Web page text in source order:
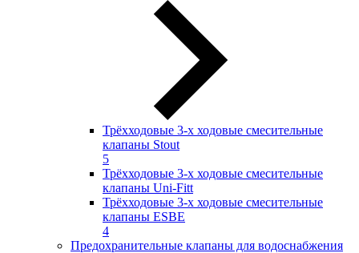
Трёхходовые 3-х ходовые смесительные
клапаны Stout
5
Трёхходовые 3-х ходовые смесительные
клапаны Uni-Fitt
Трёхходовые 3-х ходовые смесительные
клапаны ESBE
4
Предохранительные клапаны для водоснабжения